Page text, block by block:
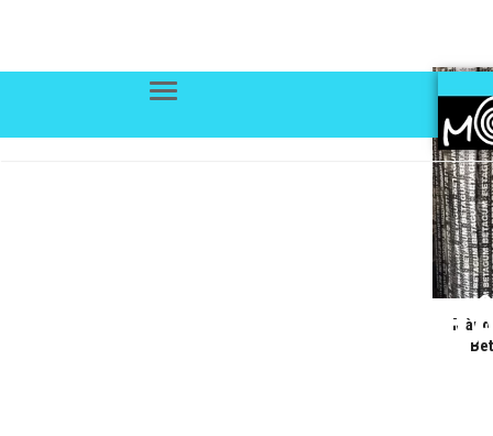
Menu
CHỐNG